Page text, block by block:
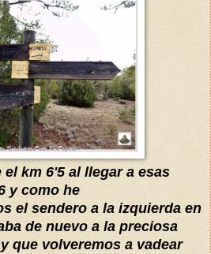
km 6'5 al llegar a esas
y como he
el sendero a la izquierda en
de nuevo a la preciosa
que volveremos a vadear